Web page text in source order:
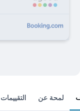
لمحة عن التقييمات